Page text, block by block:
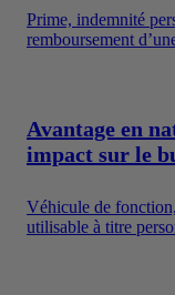
Prime, indemnité
remboursement
autant, toutes les
rémunération, les
et les dispositifs
Avantage en
impact sur le
Véhicule de
utilisable à titre
également un